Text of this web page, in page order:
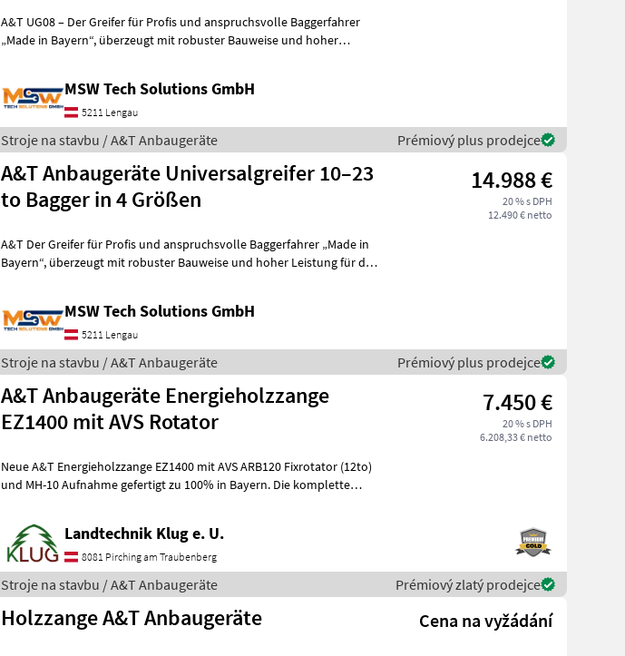
A&T UG08 – Der Greifer für Profis und anspruchsvolle Baggerfahrer
„Made in Bayern“, überzeugt mit robuster Bauweise und hoher
MSW Tech Solutions GmbH
5211 Lengau
Stroje na stavbu / A&T Anbaugeräte Prémiový plus prodejce
A&T Anbaugeräte Universalgreifer 10–23
to Bagger in 4 Größen
14.988 €
20 % s DPH
12.490 € netto
A&T Der Greifer für Profis und anspruchsvolle Baggerfahrer „Made in
Bayern“, überzeugt mit robuster Bauweise und hoher Leistung für den
MSW Tech Solutions GmbH
5211 Lengau
Stroje na stavbu / A&T Anbaugeräte Prémiový plus prodejce
A&T Anbaugeräte Energieholzzange
EZ1400 mit AVS Rotator
7.450 €
20 % s DPH
6.208,33 € netto
Neue A&T Energieholzzange EZ1400 mit AVS ARB120 Fixrotator (12to)
und MH-10 Aufnahme gefertigt zu 100% in Bayern. Die komplette
Landtechnik Klug e. U.
8081 Pirching am Traubenberg
Stroje na stavbu / A&T Anbaugeräte Prémiový zlatý prodejce
Holzzange A&T Anbaugeräte Cena na vyžádání